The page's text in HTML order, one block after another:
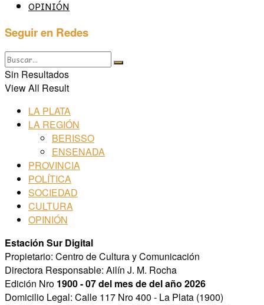
OPINIÓN
Seguir en Redes
Sin Resultados
View All Result
LA PLATA
LA REGIÓN
BERISSO
ENSENADA
PROVINCIA
POLÍTICA
SOCIEDAD
CULTURA
OPINIÓN
Estación Sur Digital
Propietario: Centro de Cultura y Comunicación
Directora Responsable: Ailín J. M. Rocha
Edición Nro 1900 - 07 del mes de del año 2026
Domicilio Legal: Calle 117 Nro 400 - La Plata (1900)